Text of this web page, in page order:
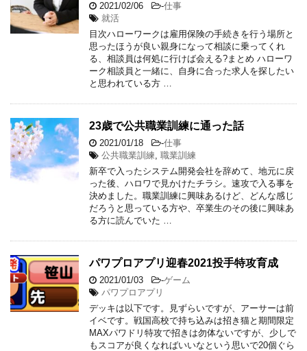
2021/02/06 -仕事
就活
目次ハローワークは雇用保険の手続きを行う場所と
思ったほうが良い親身になって相談に乗ってくれ
る、相談員は何処に行けば会える?まとめ ハローワ
ーク相談員と一緒に、自身に合った求人を探したい
と思われている方 …
23歳で公共職業訓練に通った話
2021/01/18 -仕事
公共職業訓練, 職業訓練
新卒で入ったシステム開発会社を辞めて、地元に戻
った後、ハロワで見かけたチラシ。速攻で入る事を
決めました。職業訓練に興味あるけど、どんな感じ
だろうと思っている方や、卒業生のその後に興味あ
る方に読んでいた …
パワプロアプリ迎春2021投手特攻育成
2021/01/03 -ゲーム
パワプロアプリ
デッキは以下です。見ずらいですが、アーサーは前
イベです。戦国高校で持ち込みは招き猫と期間限定
MAXパワドリ特攻で招きは勿体ないですが、少しで
もスコアが良くなればいいなという思いで20個ぐら